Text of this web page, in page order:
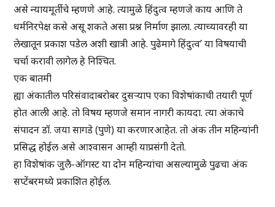
असे न्यायमूर्तीचे म्हणणे आहे. त्यामुळे हिंदुत्व म्हणजे काय आणि ते
धर्मनिरपेक्ष कसे असू शकते असा प्रश्न निर्माण झाला. त्याच्यावरही या
लेखातून प्रकाश पडेल अशी खात्री आहे. पुढेमागे हिंदुत्व’ या विषयाची
चर्चा करावी लागेल हे निश्चित.
एक बातमी
ह्या अंकातील परिसंवादाबरोबर दुसऱ्याप एका विशेषांकाची तयारी पूर्ण
होत आली आहे. तो विषय म्हणजे समान नागरी कायदा. त्या अंकाचे
संपादन डॉ. जया सागडे (पुणे) या करणारआहेत. तो अंक तीन महिन्यांनी
प्रसिद्ध होईल असे आश्वासन आम्ही याप्रसंगी देतो.
हा विशेषांक जुलै-ऑगस्ट या दोन महिन्यांचा असल्यामुळे पुढचा अंक
सप्टेंबरमध्ये प्रकाशित होईल.